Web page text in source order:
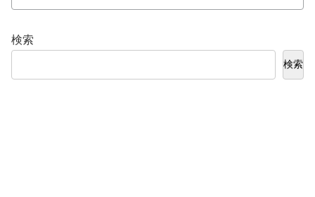
検索
検索